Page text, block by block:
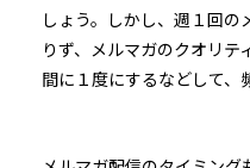
しょう。しかし、週１回
りず、メルマガのクオリ
間に１度にするなどして、